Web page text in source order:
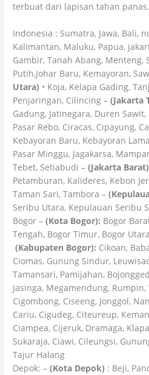
terbuat dari lapisan tahan panas.
Indonesia : Sumatra, Jawa, Bali,
Kalimantan, Maluku, Papua,
Gambir, Tanah Abang, Menteng,
Putih,Johar Baru, Kemayoran,
Utara) • Koja, Kelapa Gading,
Penjaringan, Cilincing –(Jakarta
Gadung, Jatinegara, Duren
Pasar Rebo, Ciracas, Cipayung,
Kebayoran Baru, Kebayoran
Pasar Minggu, Jagakarsa,
Tebet, Setiabudi –(Jakarta Barat)
Petamburan, Kalideres, Kebon
Taman Sari, Tambora –
Seribu Utara, Kepulauan Seribu
Bogor –(Kota Bogor): Bogor
Tengah, Bogor Timur, Bogor
(Kabupaten Bogor): Cikoan,
Ciomas, Gunung Sindur,
Tamansari, Pamijahan,
Jasinga, Megamendung,
Cigombong, Ciseeng, Jonggol,
Cariu, Cigudeg, Citeureup,
Ciampea, Cijeruk, Dramaga,
Sukaraja, Ciawi, Cileungsi,
Tajur Halang
Depok: –(Kota Depok) : Beji,